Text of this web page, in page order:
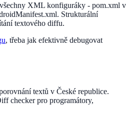
XML konfiguráky - pom.xml v
Strukturální
textového diffu.
, třeba jak efektivně debugovat
textů v České republice.
checker pro programátory,